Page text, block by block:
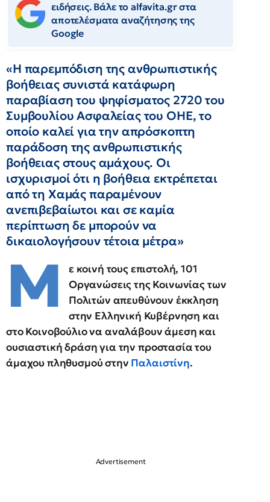
ειδήσεις. Βάλε το alfavita.gr στα
αποτελέσματα αναζήτησης της
Google
«Η παρεμπόδιση της ανθρωπιστικής
βοήθειας συνιστά κατάφωρη
παραβίαση του ψηφίσματος 2720 του
Συμβουλίου Ασφαλείας του ΟΗΕ, το
οποίο καλεί για την απρόσκοπτη
παράδοση της ανθρωπιστικής
βοήθειας στους αμάχους. Οι
ισχυρισμοί ότι η βοήθεια εκτρέπεται
από τη Χαμάς παραμένουν
ανεπιβεβαίωτοι και σε καμία
περίπτωση δε μπορούν να
δικαιολογήσουν τέτοια μέτρα»
Μ
ε κοινή τους επιστολή, 101
Οργανώσεις της Κοινωνίας των
Πολιτών απευθύνουν έκκληση
στην Ελληνική Κυβέρνηση και
στο Κοινοβούλιο να αναλάβουν άμεση και
ουσιαστική δράση για την προστασία του
άμαχου πληθυσμού στην Παλαιστίνη.